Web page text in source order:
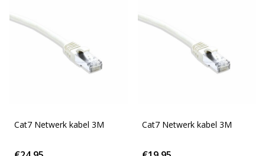
Cat7 Netwerk kabel 3M Cat7 Netwerk kabel 3M